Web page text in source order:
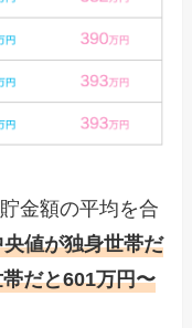
金額の平均を合
値が独身世帯だ
だと601万円〜